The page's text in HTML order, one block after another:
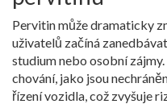
Pervitin může dramaticky
uživatelů začíná
studium nebo osobní
chování, jako jsou
řízení vozidla, což zvyšuje